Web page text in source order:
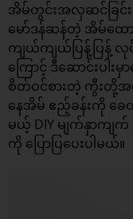
အိမ်တွင်းအလှဆင်ခြင်
မော်ဒန်ဆန်တဲ့ အိမ်ထ
ကျယ်ကျယ်ပြန့်ပြန့်
ကြောင့် ဒီဆောင်းပါ
စိတ်ဝင်စားတဲ့ ကွီးတို့အ
နေအိမ် ဧည့်ခန်းကို ခေတ်
မယ့် DIY မျက်နှာကျ
ကို ပြောပြပေးပါမယ်။